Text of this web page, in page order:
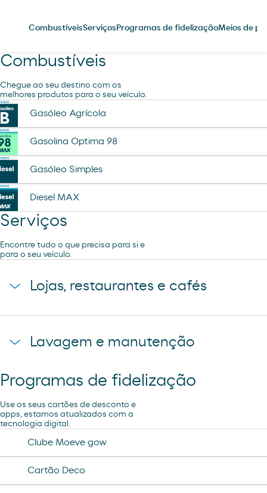
CombustíveisServiços Programas de fidelizaçãoMeios de
Combustíveis
Chegue ao seu destino com os
melhores produtos para o seu veículo.
Gasóleo Agrícola
Gasolina Optima 98
Gasóleo Simples
Diesel MAX
Serviços
Encontre tudo o que precisa para si e
para o seu veículo.
Lojas, restaurantes e cafés
Loja
Lavagem e manutenção
Ar e Água
Oficina de automóveis
Lavagem Automática de automóveis
Programas de fidelização
Use os seus cartões de desconto e
apps, estamos atualizados com a
tecnologia digital.
Clube Moeve gow
Cartão Deco